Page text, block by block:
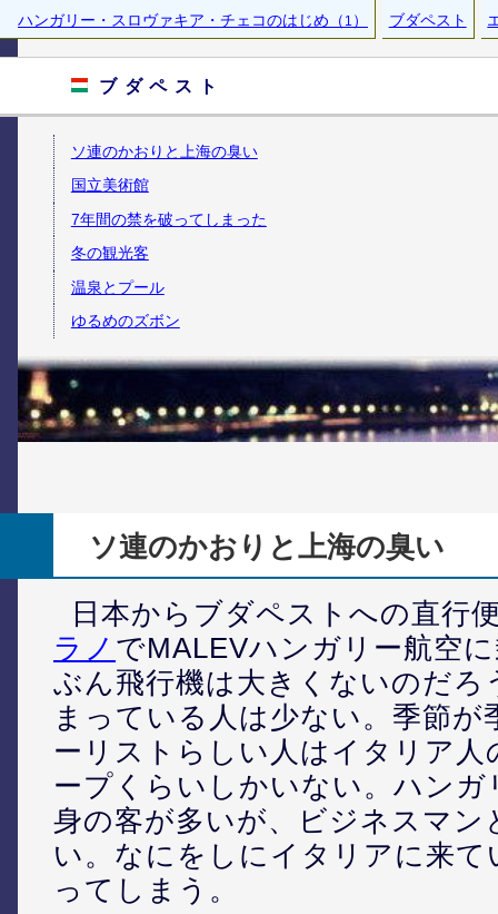
ハンガリー・スロヴァキア・チェコのはじめ（ 1 ） ブダペスト
ブダペスト
ソ連のかおりと上海の臭い
国立美術館
7年間の禁を破ってしまった
冬の観光客
温泉とプール
ゆるめのズボン
ソ連のかおりと上海の臭い
日本からブダペストへの直行
ラノ でMALEVハンガリー航空
ぶん飛行機は大きくないのだろ
まっている人は少ない。季節が
ーリストらしい人はイタリア
ープくらいしかいない。ハンガ
身の客が多いが、ビジネスマン
い。なにをしにイタリアに来
ってしまう。